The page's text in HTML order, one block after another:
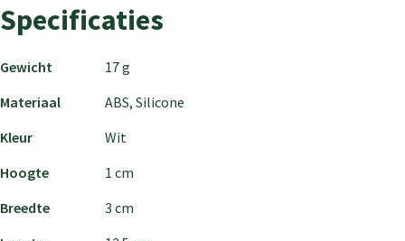
Specificaties
Gewicht
17 g
Materiaal
ABS, Silicone
Kleur
Wit
Hoogte
1 cm
Breedte
3 cm